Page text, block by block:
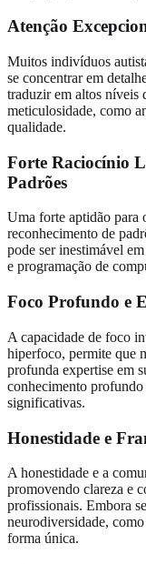
Atenção
Muitos indivíduos
se concentrar em
traduzir em altos níveis
meticulosidade, como
qualidade.
Forte Raciocínio
Padrões
Uma forte aptidão para
reconhecimento de
pode ser inestimável
e programação de
Foco Profundo e
A capacidade de foco
hiperfoco, permite que
profunda expertise em
conhecimento
significativas.
Honestidade e
A honestidade e a
promovendo clareza e
profissionais. Embora
neurodiversidade,
forma única.